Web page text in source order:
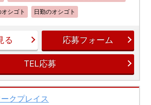
シゴト 日勤のオシゴト
る 応募フォーム
TEL応募
クプレイス